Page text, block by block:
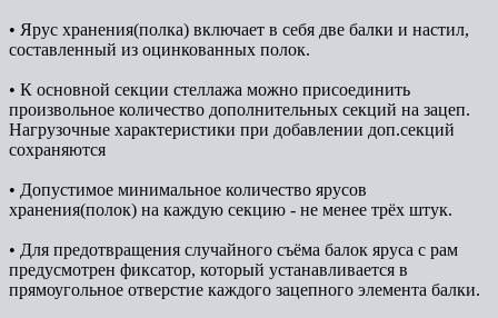
• Ярус хранения(полка) включает в себя две балки и настил,
составленный из оцинкованных полок.
• К основной секции стеллажа можно присоединить
произвольное количество дополнительных секций на зацеп.
Нагрузочные характеристики при добавлении доп.секций
сохраняются
• Допустимое минимальное количество ярусов
хранения(полок) на каждую секцию - не менее трёх штук.
• Для предотвращения случайного съёма балок яруса с рам
предусмотрен фиксатор, который устанавливается в
прямоугольное отверстие каждого зацепного элемента балки.